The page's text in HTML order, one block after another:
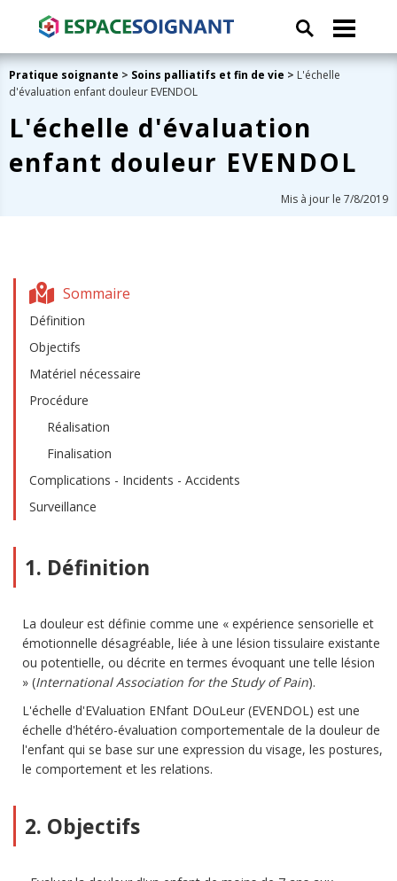
Pratique soignante > Soins palliatifs et fin de vie > L'échelle
d'évaluation enfant douleur EVENDOL
L'échelle d'évaluation
enfant douleur EVENDOL
Mis à jour le 7/8/2019
Sommaire
Définition
Objectifs
Matériel nécessaire
Procédure
Réalisation
Finalisation
Complications - Incidents - Accidents
Surveillance
1. Définition
La douleur est définie comme une « expérience sensorielle et
émotionnelle désagréable, liée à une lésion tissulaire existante
ou potentielle, ou décrite en termes évoquant une telle lésion
» (International Association for the Study of Pain).
L'échelle d'EValuation ENfant DOuLeur (EVENDOL) est une
échelle d'hétéro-évaluation comportementale de la douleur de
l'enfant qui se base sur une expression du visage, les postures,
le comportement et les relations.
2. Objectifs